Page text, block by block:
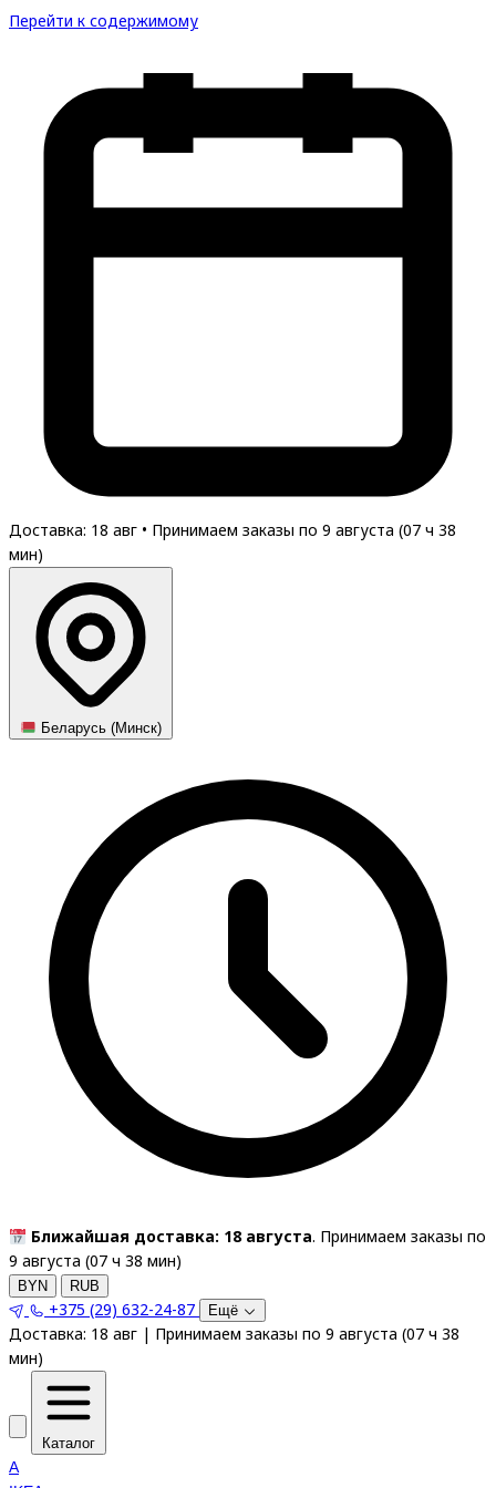
Перейти к содержимому
Доставка: 18 авг • Принимаем заказы по 9 августа (07 ч 38
мин)
Беларусь (Минск)
Ближайшая доставка: 18 августа. Принимаем заказы по
9 августа (07 ч 38 мин)
BYN RUB
+375 (29) 632-24-87 Ещё
Доставка: 18 авг | Принимаем заказы по 9 августа (07 ч 38
мин)
Каталог
A